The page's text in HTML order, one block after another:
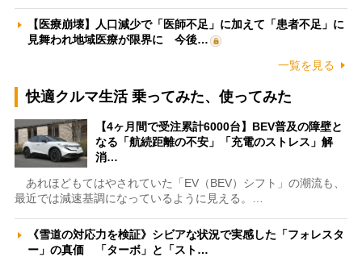
【医療崩壊】人口減少で「医師不足」に加えて「患者不足」に
見舞われ地域医療が限界に 今後…
一覧を見る
快適クルマ生活 乗ってみた、使ってみた
【4ヶ月間で受注累計6000台】BEV普及の障壁と
なる「航続距離の不安」「充電のストレス」解
消…
あれほどもてはやされていた「EV（BEV）シフト」の潮流も、
最近では減速基調になっているように見える。…
《雪道の対応力を検証》シビアな状況で実感した「フォレスタ
ー」の真価 「ターボ」と「スト…